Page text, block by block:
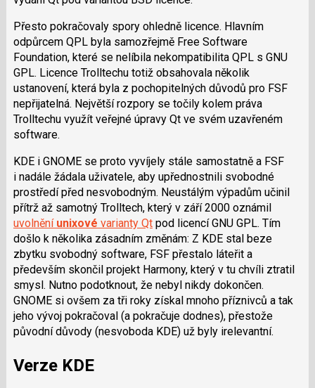
Přesto pokračovaly spory ohledně licence. Hlavním
odpůrcem QPL byla samozřejmě Free Software
Foundation, které se nelíbila nekompatibilita QPL s GNU
GPL. Licence Trolltechu totiž obsahovala několik
ustanovení, která byla z pochopitelných důvodů pro FSF
nepřijatelná. Největší rozpory se točily kolem práva
Trolltechu využít veřejné úpravy Qt ve svém uzavřeném
software.
KDE i GNOME se proto vyvíjely stále samostatně a FSF
i nadále žádala uživatele, aby upřednostnili svobodné
prostředí před nesvobodným. Neustálým výpadům učinil
přítrž až samotný Trolltech, který v září 2000 oznámil
uvolnění unixové varianty Qtpod licencí GNU GPL. Tím
došlo k několika zásadním změnám: Z KDE stal beze
zbytku svobodný software, FSF přestalo láteřit a
především skončil projekt Harmony, který v tu chvíli ztratil
smysl. Nutno podotknout, že nebyl nikdy dokončen.
GNOME si ovšem za tři roky získal mnoho příznivců a tak
jeho vývoj pokračoval (a pokračuje dodnes), přestože
původní důvody (nesvoboda KDE) už byly irelevantní.
Verze KDE